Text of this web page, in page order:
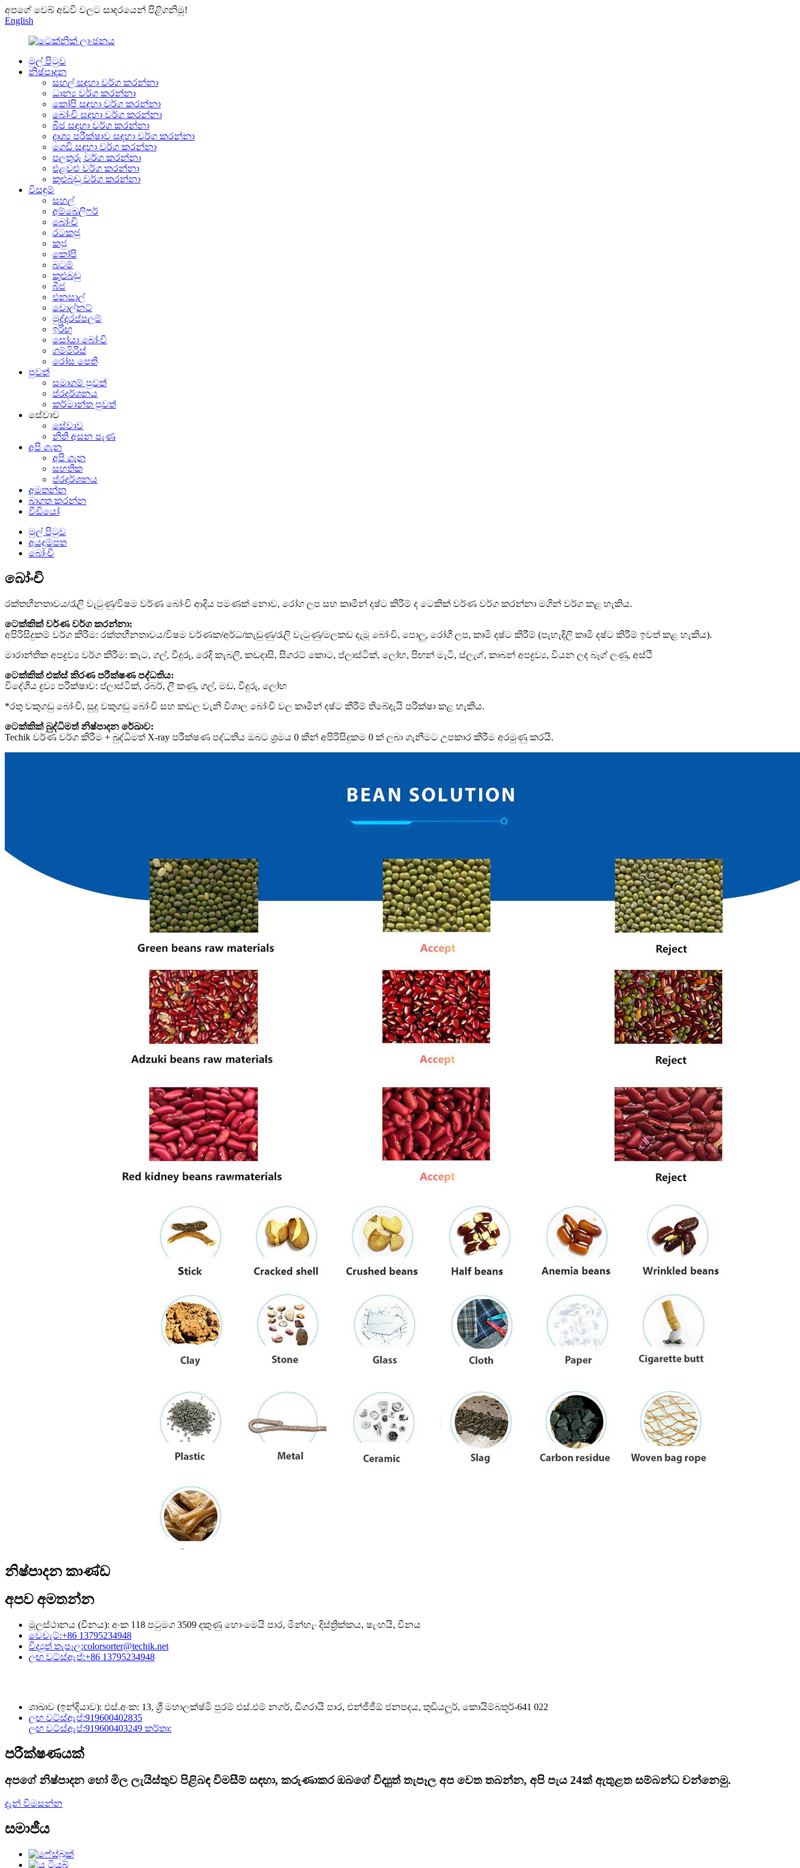
අපගේ වෙබ් අඩවි වලට සාදරයෙන් පිළිගනිමු!
English
මුල් පිටුව
නිෂ්පාදන
සහල් සඳහා වර්ග කරන්නා
ධාන්‍ය වර්ග කරන්නා
කෝපි සඳහා වර්ග කරන්නා
බෝංචි සඳහා වර්ග කරන්නා
බීජ සඳහා වර්ග කරන්නා
දෘශ්‍ය පරීක්ෂාව සඳහා වර්ග කරන්නා
ගෙඩි සඳහා වර්ග කරන්නා
පලතුරු වර්ග කරන්නා
එළවළු වර්ග කරන්නා
කුළුබඩු වර්ග කරන්නා
විසඳුම්
සහල්
අම්බෙලිෆර්
බෝංචි
රටකජු
කජු
කෝපි
බටම්
කුළුබඩු
බීජ
එනසාල්
වොල්නට්
මුද්දරප්පලම්
ඉරිඟු
සෝයා බෝංචි
ගම්මිරිස්
රෝස පෙති
පුවත්
සමාගම් පුවත්
ප්රදර්ශනය
කර්මාන්ත පුවත්
සේවාව
සේවාව
නිති අසන පැණ
අපි ගැන
අපි ගැන
සහතික
ප්රදර්ශනය
අමතන්න
බාගත කරන්න
වීඩියෝ
මුල් පිටුව
අයදුම්පත
බෝංචි
බෝංචි
රක්තහීනතාවය/රැලි වැටුණු/විෂම වර්ණ බෝංචි ආදිය පමණක් නොව, රෝග ලප සහ කෘමීන් දෂ්ට කිරීම් ද ටෙකික් වර්ණ වර්ග කරන්නා මගින් වර්ග කළ හැකිය.
ටෙක්කික් වර්ණ වර්ග කරන්නා:
අපිරිසිදුකම් වර්ග කිරීම: රක්තහීනතාවය/විෂම වර්ණක/අර්ධ/කැඩුණු/රැලි වැටුණු/මලකඩ දැමූ බෝංචි, පොලු, රෝගී ලප, කෘමි දෂ්ට කිරීම් (පැහැදිලි කෘමි දෂ්ට කිරීම් ඉවත් කළ හැකිය).
මාරාන්තික අපද්‍රව්‍ය වර්ග කිරීම: කැට, ගල්, වීදුරු, රෙදි කැබලි, කඩදාසි, සිගරට් කොට, ප්ලාස්ටික්, ලෝහ, පිඟන් මැටි, ස්ලැග්, කාබන් අපද්‍රව්‍ය, වියන ලද බෑග් ලණු, අස්ථි
ටෙක්කික් එක්ස් කිරණ පරීක්ෂණ පද්ධතිය:
විදේශීය ද්‍රව්‍ය පරීක්ෂාව: ප්ලාස්ටික්, රබර්, ලී කණු, ගල්, මඩ, වීදුරු, ලෝහ
*රතු වකුගඩු බෝංචි, සුදු වකුගඩු බෝංචි සහ කඩල වැනි විශාල බෝංචි වල කෘමීන් දෂ්ට කිරීම් තිබේදැයි පරීක්ෂා කළ හැකිය.
ටෙක්කික් බුද්ධිමත් නිෂ්පාදන රේඛාව:
Techik වර්ණ වර්ග කිරීම + බුද්ධිමත් X-ray පරීක්ෂණ පද්ධතිය ඔබට ශ්‍රමය 0 කින් අපිරිසිදුකම 0 ක් ලබා ගැනීමට උපකාර කිරීම අරමුණු කරයි.
නිෂ්පාදන කාණ්ඩ
අපව අමතන්න
මූලස්ථානය (චීනය): අංක 118 පටුමග 3509 දකුණු හොංමෙයි පාර, මින්හැං දිස්ත්‍රික්කය, ෂැංහයි, චීනය
වෙචැට්:+86 13795234948
විද්‍යුත් තැපෑල:colorsorter@techik.net
ලඟ වට්ස්ඇප්:+86 13795234948
ශාඛාව (ඉන්දියාව): එස්.අංක: 13, ශ්‍රී මහාලක්ෂ්මි පුරම් එස්.එම් නගර්, ඩීගරායි පාර, එන්ජීජීඕ ජනපදය, තුඩියලූර්, කොයිම්බතූර්-641 022
ලඟ වට්ස්ඇප්:919600402835
ලඟ වට්ස්ඇප්:919600403249 කර්තෘ:
පරීක්ෂණයක්
අපගේ නිෂ්පාදන හෝ මිල ලැයිස්තුව පිළිබඳ විමසීම් සඳහා, කරුණාකර ඔබගේ විද්‍යුත් තැපෑල අප වෙත තබන්න, අපි පැය 24ක් ඇතුළත සම්බන්ධ වන්නෙමු.
දැන් විමසන්න
සමාජීය